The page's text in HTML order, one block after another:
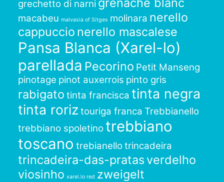
grechetto di narni
macabeu malvasia of Sitges molinara nerello
cappuccio nerello mascalese
Pansa Blanca (Xarel-lo)
parellada Pecorino Petit Manseng
pinotage pinot auxerrois pinto gris
rabigato tinta francisca tinta negra
tinta roriz touriga franca Trebbianello
trebbiano spoletino trebbiano
toscano trebianellotrincadeira
trincadeira-das-pratas verdelho
viosinho xarel.lo red zweigelt